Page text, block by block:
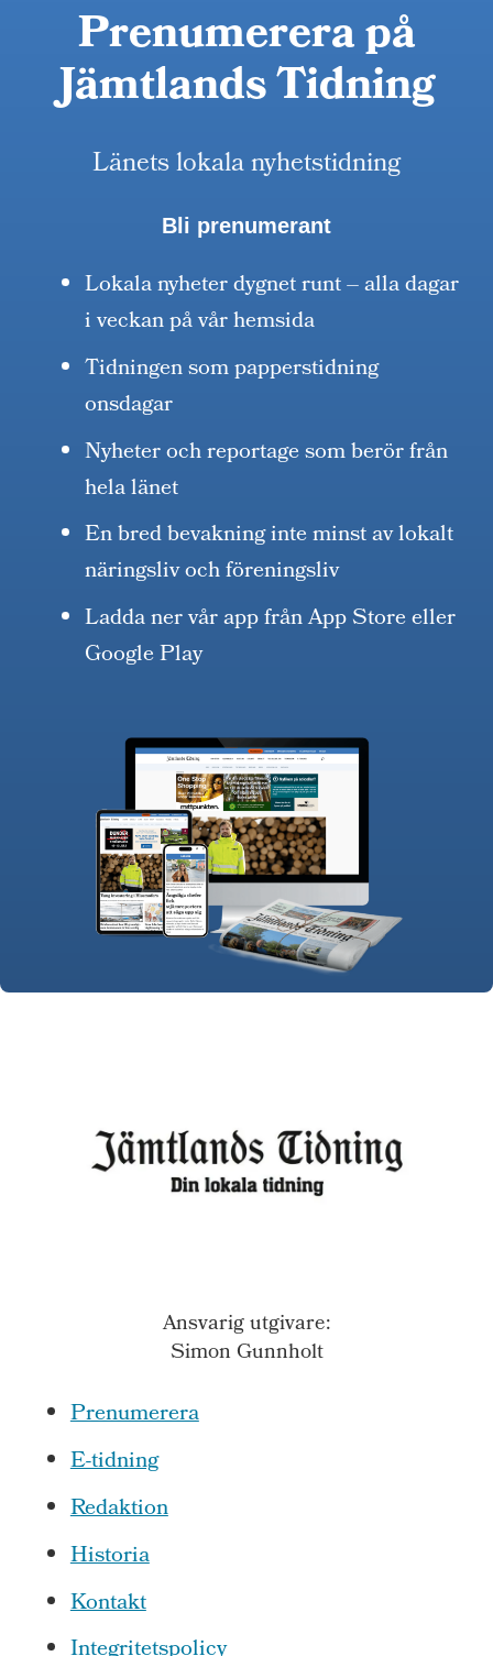
Prenumerera på
Jämtlands Tidning
Länets lokala nyhetstidning
Bli prenumerant
Lokala nyheter dygnet runt – alla dagar
i veckan på vår hemsida
Tidningen som papperstidning
onsdagar
Nyheter och reportage som berör från
hela länet
En bred bevakning inte minst av lokalt
näringsliv och föreningsliv
Ladda ner vår app från App Store eller
Google Play
Ansvarig utgivare:
Simon Gunnholt
Prenumerera
E-tidning
Redaktion
Historia
Kontakt